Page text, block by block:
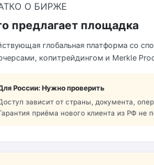
О БИРЖЕ
предлагает площадка
глобальная платформа со
копитрейдингом и Merkle
России: Нужно проверить
зависит от страны, документа,
приёма нового клиента из РФ не